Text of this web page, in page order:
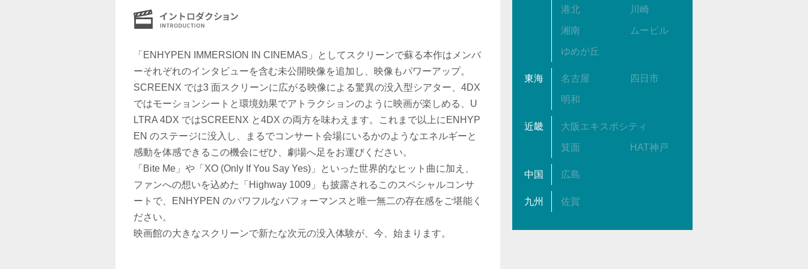
「ENHYPEN IMMERSION IN CINEMAS」としてスクリーンで蘇る本作はメンバ
ーそれぞれのインタビューを含む未公開映像を追加し、映像もパワーアップ。
SCREENX では3 面スクリーンに広がる映像による驚異の没入型シアター、4DX
ではモーションシートと環境効果でアトラクションのように映画が楽しめる、U
LTRA 4DX ではSCREENX と4DX の両方を味わえます。これまで以上にENHYP
EN のステージに没入し、まるでコンサート会場にいるかのようなエネルギーと
感動を体感できるこの機会にぜひ、劇場へ足をお運びください。
「Bite Me」や「XO (Only If You Say Yes)」といった世界的なヒット曲に加え、
ファンへの想いを込めた「Highway 1009」も披露されるこのスペシャルコンサ
ートで、ENHYPEN のパワフルなパフォーマンスと唯一無二の存在感をご堪能く
ださい。
映画館の大きなスクリーンで新たな次元の没入体験が、今、始まります。
港北 川崎
湘南 ムービル
ゆめが丘
東海 名古屋 四日市
明和
近畿 大阪エキスポシティ
箕面 HAT神戸
中国 広島
九州 佐賀